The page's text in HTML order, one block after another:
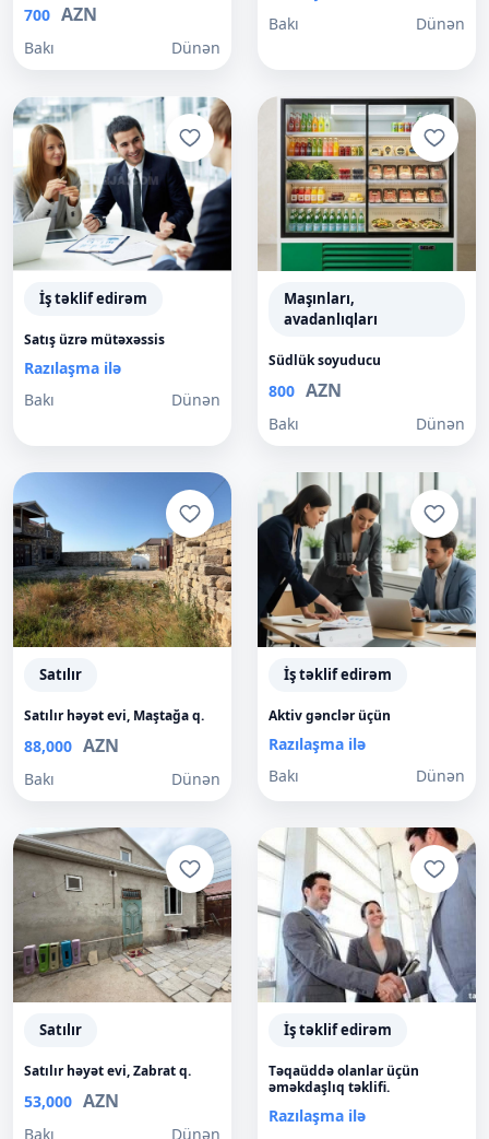
700 AZN
Bakı Dünən
Bakı
Dünən
İş təklif edirəm
Satış üzrə mütəxəssis
Razılaşma ilə
Bakı
Dünən
Maşınları,
avadanlıqları
Südlük soyuducu
800 AZN
Bakı Dünən
Satılır
Satılır həyət evi, Maştağa q.
88,000 AZN
Bakı Dünən
İş təklif edirəm
Aktiv gənclər üçün
Razılaşma ilə
Bakı
Dünən
Satılır
Satılır həyət evi, Zabrat q.
53,000 AZN
Bakı Dünən
İş təklif edirəm
Təqaüddə olanlar üçün
əməkdaşlıq təklifi.
Razılaşma ilə